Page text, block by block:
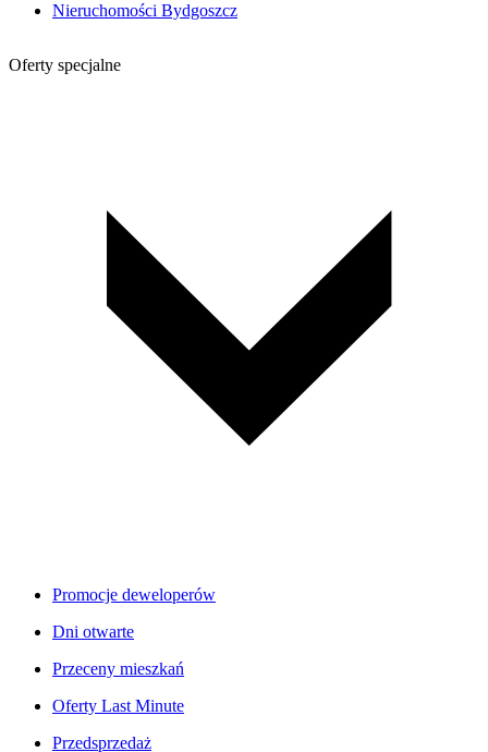
Nieruchomości Bydgoszcz
Oferty specjalne
Promocje deweloperów
Dni otwarte
Przeceny mieszkań
Oferty Last Minute
Przedsprzedaż